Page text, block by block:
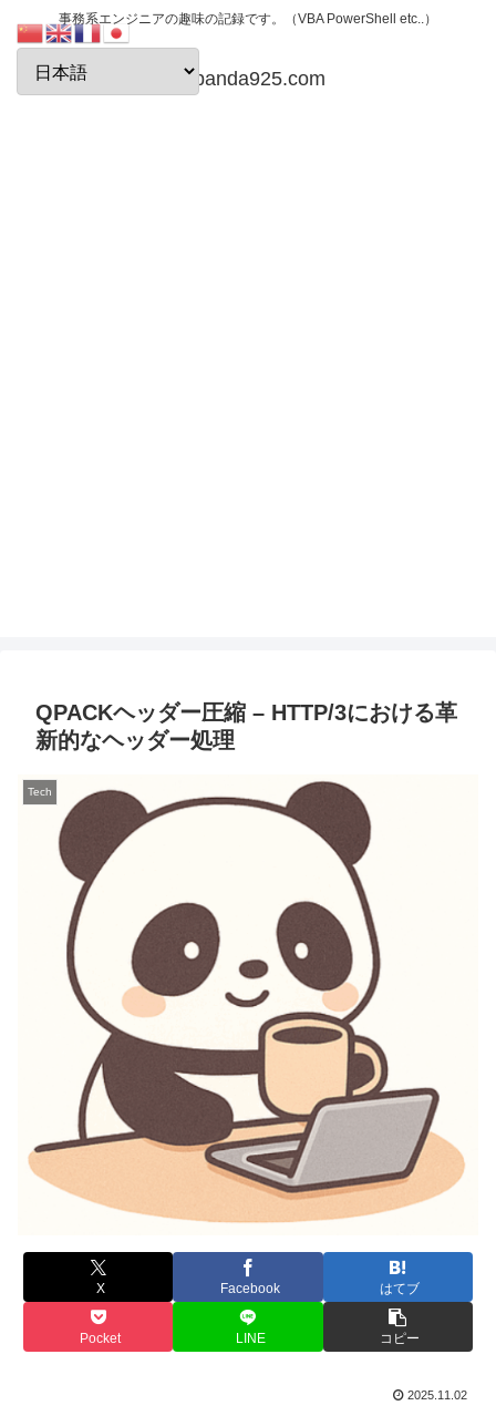
事務系エンジニアの趣味の記録です。（VBA PowerShell etc..）
papanda925.com
QPACKヘッダー圧縮 – HTTP/3における革
新的なヘッダー処理
Tech
X Facebook はてブ
Pocket LINE コピー
2025.11.02